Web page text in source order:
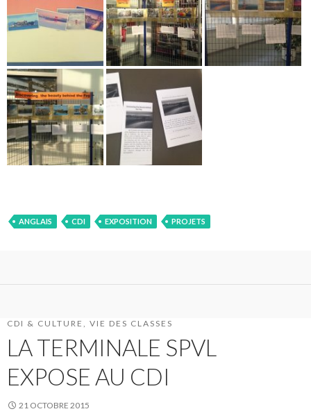
ANGLAIS CDI EXPOSITION PROJETS
CDI & CULTURE VIE DES CLASSES
LA TERMINALE SPVL
EXPOSE AU CDI
21 OCTOBRE 2015